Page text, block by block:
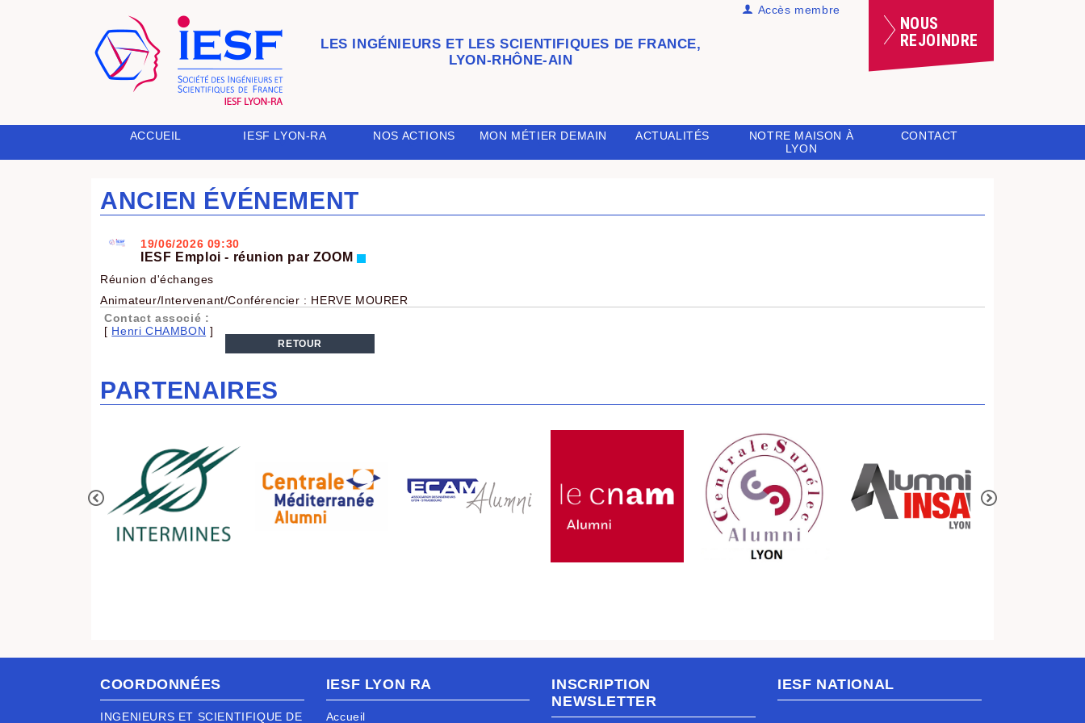
LES INGÉNIEURS ET LES SCIENTIFIQUES DE FRANCE,
LYON-RHÔNE-AIN
Accès membre
NOUS
REJOINDRE
ACCUEIL IESF LYON-RA NOS ACTIONS MON MÉTIER DEMAIN ACTUALITÉS
NOTRE MAISON À
LYON
CONTACT
ANCIEN ÉVÉNEMENT
19/06/2026 09:30
IESF Emploi - réunion par ZOOM
Réunion d'échanges
Animateur/Intervenant/Conférencier : HERVE MOURER
Contact associé :
[ Henri CHAMBON ]
RETOUR
PARTENAIRES
COORDONNÉES
INGENIEURS ET SCIENTIFIQUE DE
IESF LYON RA
Accueil
INSCRIPTION
NEWSLETTER
IESF NATIONAL